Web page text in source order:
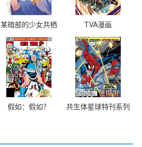
某暗部的少女共栖 TVA漫画
假如：假如？ 共生体星球特刊系列